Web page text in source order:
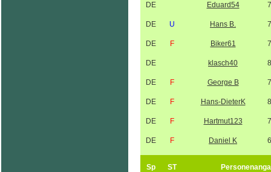
DE Eduard54
DE U Hans B.
DE F Biker61
DE klasch40
DE F George B
DE F Hans-DieterK
DE F Hartmut123
DE F Daniel K
Sp ST